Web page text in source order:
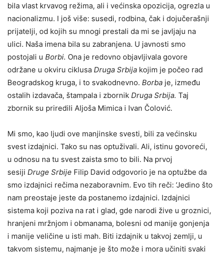
bila vlast krvavog režima, ali i većinska opozicija, ogrezla u
nacionalizmu. I još više: susedi, rodbina, čak i dojučerašnji
prijatelji, od kojih su mnogi prestali da mi se javljaju na
ulici. Naša imena bila su zabranjena. U javnosti smo
postojali u Borbi. Ona je redovno objavljivala govore
održane u okviru ciklusa Druga Srbija kojim je počeo rad
Beogradskog kruga, i to svakodnevno. Borba je, između
ostalih izdavača, štampala i zbornik Druga Srbija. Taj
zbornik su priredili Aljoša Mimica i Ivan Čolović.
Mi smo, kao ljudi ove manjinske svesti, bili za većinsku
svest izdajnici. Tako su nas optuživali. Ali, istinu govoreći,
u odnosu na tu svest zaista smo to bili. Na prvoj
sesiji Druge Srbije Filip David odgovorio je na optužbe da
smo izdajnici rečima nezaboravnim. Evo tih reči: ‘Jedino što
nam preostaje jeste da postanemo izdajnici. Izdajnici
sistema koji poziva na rat i glad, gde narodi žive u groznici,
hranjeni mržnjom i obmanama, bolesni od manije gonjenja
i manije veličine u isti mah. Biti izdajnik u takvoj zemlji, u
takvom sistemu, najmanje je što može i mora učiniti svaki